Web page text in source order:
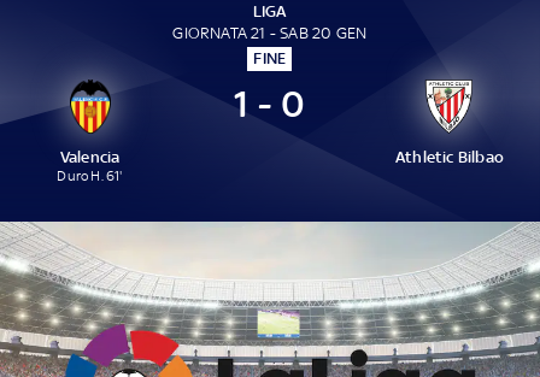
LIGA
GIORNATA 21 - SAB 20 GEN
FINE
Valencia
Duro H. 61'
1 - 0
Athletic Bilbao